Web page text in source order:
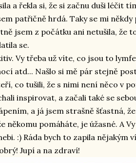
a řekla si, že si začnu duši léčit
patřičně hrdá. Taky se mi
jsem z počátku ani netušila, že
se.
Vy třeba už víte, co jsou to
atd... Našlo si mě pár stejně
co tušili, že s nimi není něco v
inspirovat, a začali také se
a já jsem strašně šťastná,
pomáháte, je úžasné. A
:) Ráda bych to zapila nějakým
Jupí a na zdraví!